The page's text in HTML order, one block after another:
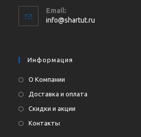
в
вашем
Email:
info@shartut.ru
Информация
О Компании
Доставка и оплата
Скидки и акции
Контакты